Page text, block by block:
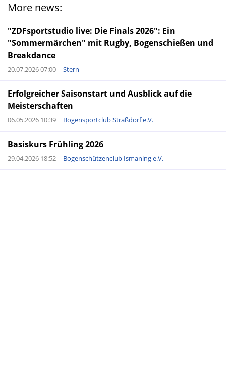
More news:
"ZDFsportstudio live: Die Finals 2026": Ein
"Sommermärchen" mit Rugby, Bogenschießen und
Breakdance
20.07.2026 07:00 Stern
Erfolgreicher Saisonstart und Ausblick auf die
Meisterschaften
06.05.2026 10:39 Bogensportclub Straßdorf e.V.
Basiskurs Frühling 2026
29.04.2026 18:52 Bogenschützenclub Ismaning e.V.